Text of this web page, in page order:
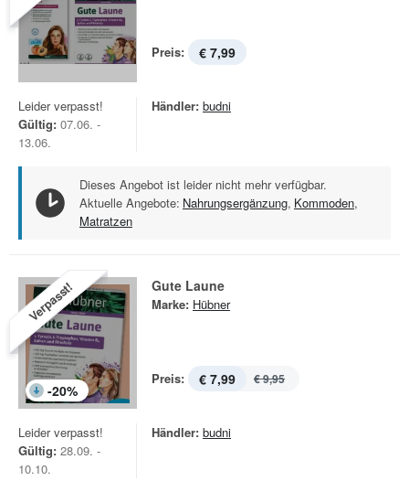
Preis: € 7,99
Leider verpasst!
Gültig: 07.06. -
13.06.
Händler: budni
Dieses Angebot ist leider nicht mehr verfügbar.
Aktuelle Angebote: Nahrungsergänzung, Kommoden,
Matratzen
Verpasst!
-20%
Gute Laune
Marke: Hübner
Preis: € 7,99 € 9,95
Leider verpasst!
Gültig: 28.09. -
10.10.
Händler: budni